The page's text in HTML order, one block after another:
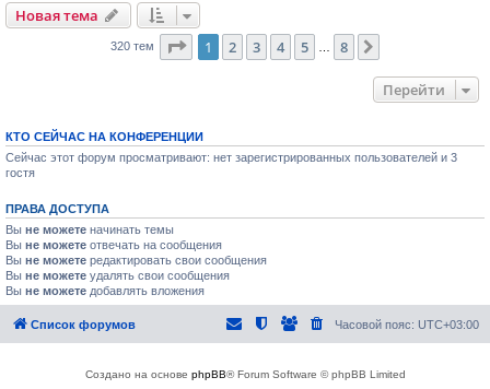
е
ю
щ
я
:
Новая тема
320 тем Страница из
1 2 3 4 5 8
Перейти
КТО СЕЙЧАС НА КОНФЕРЕНЦИИ
Сейчас этот форум просматривают: нет зарегистрированных пользователей и 3
гостя
ПРАВА ДОСТУПА
Вы не можете начинать темы
Вы не можете отвечать на сообщения
Вы не можете редактировать свои сообщения
Вы не можете удалять свои сообщения
Вы не можете добавлять вложения
Список форумов Часовой пояс: UTC+03:00
Создано на основе phpBB® Forum Software © phpBB Limited